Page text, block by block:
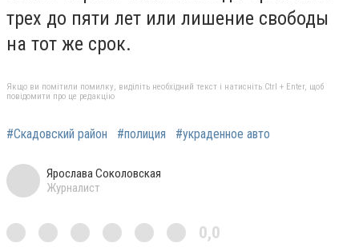
трех до пяти лет или лишение свободы
на тот же срок.
Якщо ви помітили помилку, виділіть необхідний текст і натисніть Ctrl + Enter, щоб
повідомити про це редакцію
#Скадовский район #полиция #украденное авто
Ярослава Соколовская
Журналист
0,0